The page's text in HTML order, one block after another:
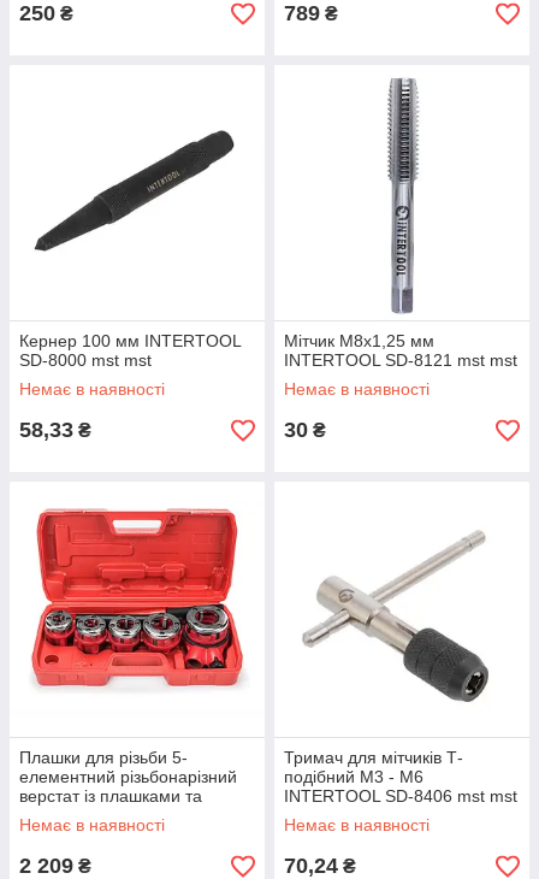
250 ₴ 789 ₴
Кернер 100 мм INTERTOOL
SD-8000 mst mst
Немає в наявності
58,33 ₴
Мітчик M8x1,25 мм
INTERTOOL SD-8121 mst mst
Немає в наявності
30 ₴
Плашки для різьби 5-
елементний різьбонарізний
верстат із плашками та
тріскачкою Різьбонарізні
верстати M55810
Немає в наявності
2 209 ₴
Тримач для мітчиків Т-
подібний M3 - M6
INTERTOOL SD-8406 mst mst
Немає в наявності
70,24 ₴